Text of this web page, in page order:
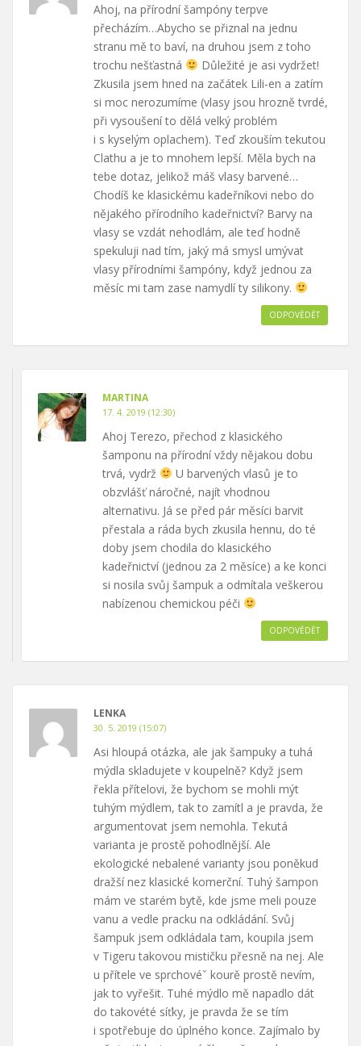
Ahoj, na přírodní šampóny terpve
přecházím…Abycho se přiznal na jednu
stranu mě to baví, na druhou jsem z toho
trochu nešťastná
Důležité je asi vydržet!
Zkusila jsem hned na začátek Lili-en a zatím
si moc nerozumíme (vlasy jsou hrozně tvrdé,
při vysoušení to dělá velký problém
i s kyselým oplachem). Teď zkouším tekutou
Clathu a je to mnohem lepší. Měla bych na
tebe dotaz, jelikož máš vlasy barvené…
Chodíš ke klasickému kadeřníkovi nebo do
nějakého přírodního kadeřnictví? Barvy na
vlasy se vzdát nehodlám, ale teď hodně
spekuluji nad tím, jaký má smysl umývat
vlasy přírodními šampóny, když jednou za
měsíc mi tam zase namydlí ty silikony.
ODPOVĚDĚT
MARTINA
17. 4. 2019 (12:30)
Ahoj Terezo, přechod z klasického
šamponu na přírodní vždy nějakou dobu
trvá, vydrž
U barvených vlasů je to
obzvlášť náročné, najít vhodnou
alternativu. Já se před pár měsíci barvit
přestala a ráda bych zkusila hennu, do té
doby jsem chodila do klasického
kadeřnictví (jednou za 2 měsíce) a ke konci
si nosila svůj šampuk a odmítala veškerou
nabízenou chemickou péči
ODPOVĚDĚT
LENKA
30. 5. 2019 (15:07)
Asi hloupá otázka, ale jak šampuky a tuhá
mýdla skladujete v koupelně? Když jsem
řekla přítelovi, že bychom se mohli mýt
tuhým mýdlem, tak to zamítl a je pravda, že
argumentovat jsem nemohla. Tekutá
varianta je prostě pohodlnější. Ale
ekologické nebalené varianty jsou poněkud
dražší nez klasické komerční. Tuhý šampon
mám ve starém bytě, kde jsme meli pouze
vanu a vedle pracku na odkládání. Svůj
šampuk jsem odkládala tam, koupila jsem
v Tigeru takovou mističku přesně na nej. Ale
u přítele ve sprchovéˇ kourě prostě nevím,
jak to vyřešit. Tuhé mýdlo mě napadlo dát
do takovété síťky, je pravda že se tím
i spotřebuje do úplného konce. Zajímalo by